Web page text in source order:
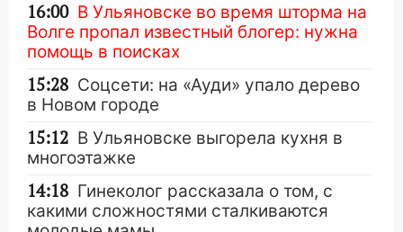
16:00 В Ульяновске во время шторма на
Волге пропал известный блогер: нужна
помощь в поисках
15:28 Соцсети: на «Ауди» упало дерево
в Новом городе
15:12 В Ульяновске выгорела кухня в
многоэтажке
14:18 Гинеколог рассказала о том, с
какими сложностями сталкиваются